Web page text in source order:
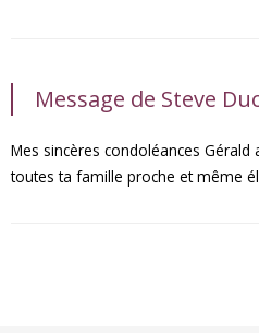
Message de Steve
Mes sincères condoléances Gérald
toutes ta famille proche et même